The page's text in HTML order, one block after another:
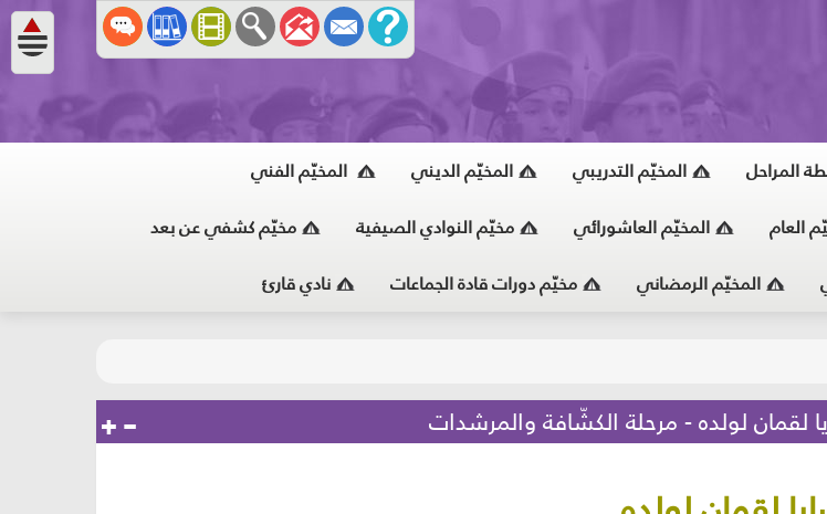
المراحل المخيّم التدريبي المخيّم الديني المخيّم الفني
العام المخيّم العاشورائي مخيّم النوادي الصيفية مخيّم كشفي عن بعد
المخيّم الرمضاني مخيّم دورات قادة الجماعات نادي قارئ